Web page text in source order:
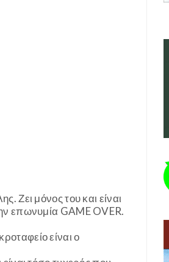
Ζει μόνος του και είναι
επωνυμία GAME OVER.
είναι ο